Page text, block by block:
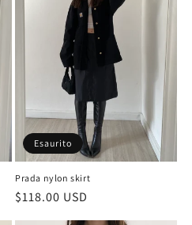
Esaurito
Prada nylon skirt
Prezzo
$118.00 USD